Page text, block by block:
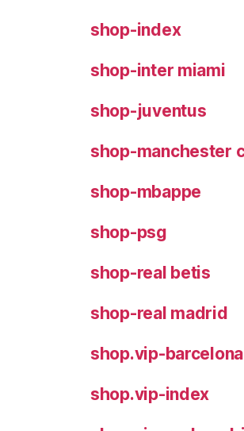
shop-index
shop-inter miami
shop-juventus
shop-manchester
shop-mbappe
shop-psg
shop-real betis
shop-real madrid
shop.vip-barcelona
shop.vip-index